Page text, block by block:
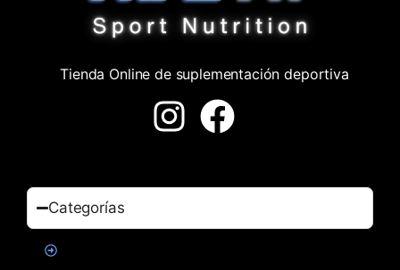
Tienda Online de suplementación deportiva
Categorías